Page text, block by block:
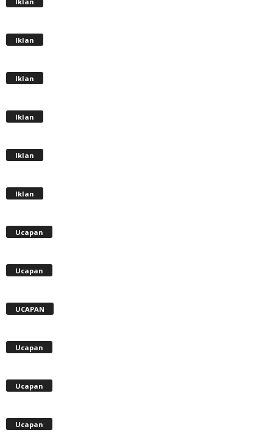
Iklan
Iklan
Iklan
Iklan
Iklan
Ucapan
Ucapan
UCAPAN
Ucapan
Ucapan
Ucapan